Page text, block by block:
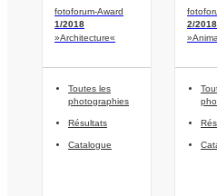
fotoforum-Award
1/2018
»Architecture«
Toutes les
photographies
Résultats
Catalogue
2/2018